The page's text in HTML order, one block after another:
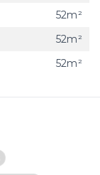
52m²
52m²
52m²